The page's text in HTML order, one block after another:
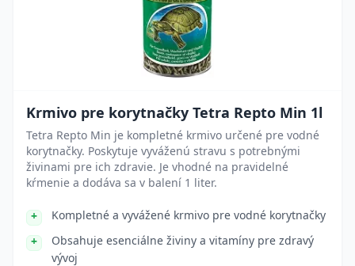
Krmivo pre korytnačky Tetra Repto Min 1l
Tetra Repto Min je kompletné krmivo určené pre vodné
korytnačky. Poskytuje vyváženú stravu s potrebnými
živinami pre ich zdravie. Je vhodné na pravidelné
kŕmenie a dodáva sa v balení 1 liter.
Kompletné a vyvážené krmivo pre vodné korytnačky
Obsahuje esenciálne živiny a vitamíny pre zdravý
vývoj